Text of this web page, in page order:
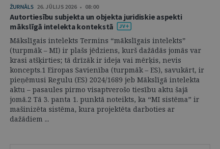
ŽURNĀLS 26. JŪLIJS 2026 • 08:00
Autortiesību subjekta un objekta juridiskie aspekti
mākslīgā intelekta kontekstā
Mākslīgais intelekts Termins “mākslīgais intelekts”
(turpmāk – MI) ir plašs jēdziens, kurš dažādās jomās var
krasi atšķirties; tā drīzāk ir ideja vai mērķis, nevis
koncepts.1 Eiropas Savienība (turpmāk – ES), savukārt, ir
pieņēmusi Regulu (ES) 2024/1689 jeb Mākslīgā intelekta
aktu – pasaules pirmo visaptverošo tiesību aktu šajā
jomā.2 Tā 3. panta 1. punktā noteikts, ka “MI sistēma” ir
mašinizēta sistēma, kura projektēta darboties ar
dažādiem ...